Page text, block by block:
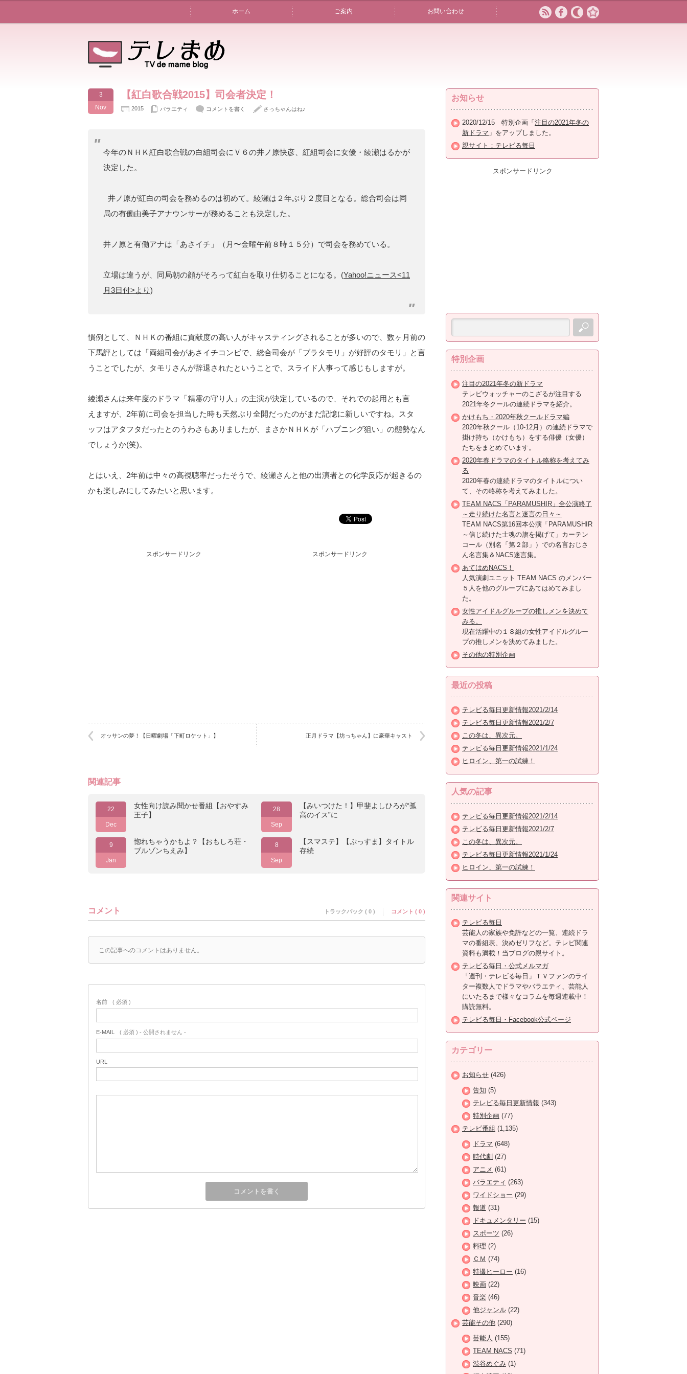
ホーム ご案内 お問い合わせ
3
Nov
【紅白歌合戦2015】司会者決定！
2015 バラエティ コメントを書く さっちゃんはね♪
今年のＮＨＫ紅白歌合戦の白組司会にＶ６の井ノ原快彦、紅組司会に女優・綾瀬はるかが
決定した。
井ノ原が紅白の司会を務めるのは初めて。綾瀬は２年ぶり２度目となる。総合司会は同
局の有働由美子アナウンサーが務めることも決定した。
井ノ原と有働アナは「あさイチ」（月〜金曜午前８時１５分）で司会を務めている。
立場は違うが、同局朝の顔がそろって紅白を取り仕切ることになる。(Yahoo!ニュース<11
月3日付>より)
慣例として、ＮＨＫの番組に貢献度の高い人がキャスティングされることが多いので、数ヶ月前の
下馬評としては「両組司会があさイチコンビで、総合司会が「ブラタモリ」が好評のタモリ」と言
うことでしたが、タモリさんが辞退されたということで、スライド人事って感じもしますが。
綾瀬さんは来年度のドラマ「精霊の守り人」の主演が決定しているので、それでの起用とも言
えますが、2年前に司会を担当した時も天然ぶり全開だったのがまだ記憶に新しいですね。スタ
ッフはアタフタだったとのうわさもありましたが、まさかＮＨＫが「ハプニング狙い」の態勢なん
でしょうか(笑)。
とはいえ、2年前は中々の高視聴率だったそうで、綾瀬さんと他の出演者との化学反応が起きるの
かも楽しみにしてみたいと思います。
スポンサードリンク スポンサードリンク
オッサンの夢！【日曜劇場「下町ロケット」】 正月ドラマ【坊っちゃん】に豪華キャスト
関連記事
22
Dec
女性向け読み聞かせ番組【おやすみ
王子】
28
Sep
【みいつけた！】甲斐よしひろが“孤
高のイス”に
9
Jan
惚れちゃうかもよ？【おもしろ荘・
ブルゾンちえみ】
8
Sep
【スマステ】【ぷっすま】タイトル
存続
コメント トラックバック ( 0 ) コメント ( 0 )
この記事へのコメントはありません。
名前 ( 必須 )
E-MAIL ( 必須 ) - 公開されません -
URL
お知らせ
2020/12/15 特別企画「 注目の2021年冬の
新ドラマ 」をアップしました。
親サイト：テレビる毎日
スポンサードリンク
特別企画
注目の2021年冬の新ドラマ
テレビウォッチャーのこざるが注目する
2021年冬クールの連続ドラマを紹介。
かけもち・2020年秋クールドラマ編
2020年秋クール（10-12月）の連続ドラマで
掛け持ち（かけもち）をする俳優（女優）
たちをまとめています。
2020年春ドラマのタイトル略称を考えてみ
る
2020年春の連続ドラマのタイトルについ
て、その略称を考えてみました。
TEAM NACS「PARAMUSHIR」全公演終了
～走り続けた名言と迷言の日々～
TEAM NACS第16回本公演「PARAMUSHIR
～信じ続けた士魂の旗を掲げて」カーテン
コール（別名「第２部」）での名言おじさ
ん名言集＆NACS迷言集。
あてはめNACS！
人気演劇ユニット TEAM NACS のメンバー
５人を他のグループにあてはめてみまし
た。
女性アイドルグループの推しメンを決めて
みる。
現在活躍中の１８組の女性アイドルグルー
プの推しメンを決めてみました。
その他の特別企画
最近の投稿
テレビる毎日更新情報2021/2/14
テレビる毎日更新情報2021/2/7
この冬は、異次元。
テレビる毎日更新情報2021/1/24
ヒロイン、第一の試練！
人気の記事
テレビる毎日更新情報2021/2/14
テレビる毎日更新情報2021/2/7
この冬は、異次元。
テレビる毎日更新情報2021/1/24
ヒロイン、第一の試練！
関連サイト
テレビる毎日
芸能人の家族や免許などの一覧、連続ドラ
マの番組表、決めゼリフなど。テレビ関連
資料も満載！当ブログの親サイト。
テレビる毎日・公式メルマガ
「週刊・テレビる毎日」ＴＶファンのライ
ター複数人でドラマやバラエティ、芸能人
にいたるまで様々なコラムを毎週連載中！
購読無料。
テレビる毎日・Facebook公式ページ
カテゴリー
お知らせ (426)
告知 (5)
テレビる毎日更新情報 (343)
特別企画 (77)
テレビ番組 (1,135)
ドラマ (648)
時代劇 (27)
アニメ (61)
バラエティ (263)
ワイドショー (29)
報道 (31)
ドキュメンタリー (15)
スポーツ (26)
料理 (2)
ＣＭ (74)
特撮ヒーロー (16)
映画 (22)
音楽 (46)
他ジャンル (22)
芸能その他 (290)
芸能人 (155)
TEAM NACS (71)
渋谷めぐみ (1)